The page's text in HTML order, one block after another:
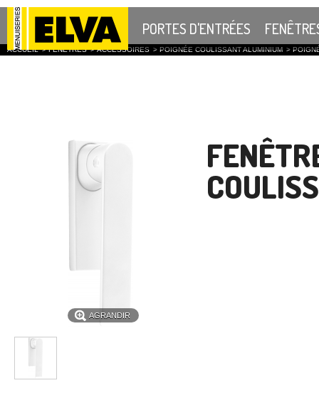
PORTES D'ENTRÉES
ACCUEIL > FENÊTRES > ACCESSOIRES > POIGNÉE COULISSANT ALUMINIUM >
AGRANDIR